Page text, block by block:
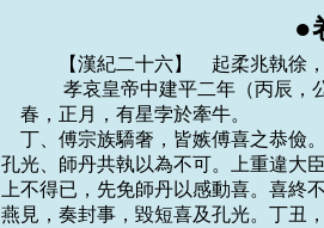
●
　　【漢紀二十六】　起柔兆執徐
　　 孝哀皇帝中建平二年（丙辰，
    春，正月，有星孛於牽牛。
丁、傅宗族驕奢，皆嫉傅喜之恭
孔光、師丹共執以為不可。上重違大
上不得已，先免師丹以感動喜。喜終
燕見，奏封事，毀短喜及孔光。丁丑